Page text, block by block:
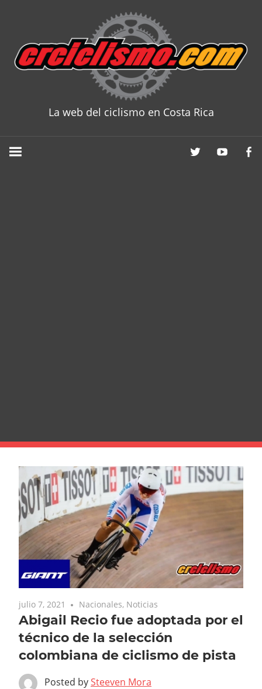
content
La web del ciclismo en Costa Rica
julio 7, 2021 Nacionales, Noticias
Abigail Recio fue adoptada por el
técnico de la selección
colombiana de ciclismo de pista
Posted bySteeven Mora